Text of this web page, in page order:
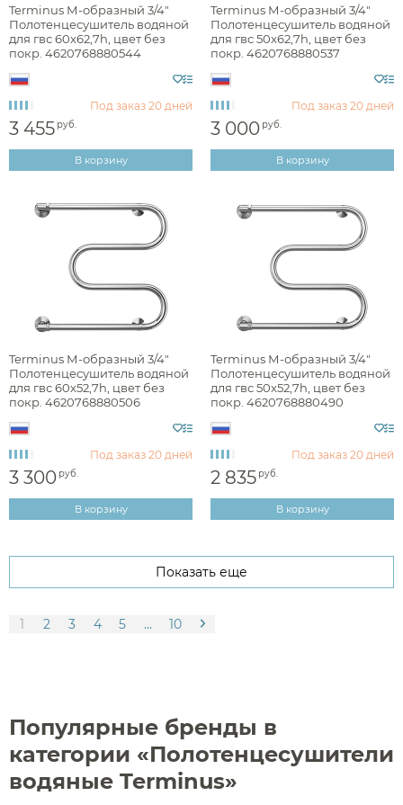
Terminus М-образный 3/4"
Полотенцесушитель водяной
для гвс 60x62,7h, цвет без
покр. 4620768880544
Под заказ 20 дней
3 455 руб.
В корзину
Terminus М-образный 3/4"
Полотенцесушитель водяной
для гвс 50x62,7h, цвет без
покр. 4620768880537
Под заказ 20 дней
3 000 руб.
В корзину
Terminus М-образный 3/4"
Полотенцесушитель водяной
для гвс 60x52,7h, цвет без
покр. 4620768880506
Под заказ 20 дней
3 300 руб.
В корзину
Terminus М-образный 3/4"
Полотенцесушитель водяной
для гвс 50x52,7h, цвет без
покр. 4620768880490
Под заказ 20 дней
2 835 руб.
В корзину
Показать еще
1 2 3 4 5 ... 10
Популярные бренды в
категории «Полотенцесушители
водяные Terminus»